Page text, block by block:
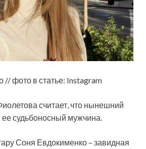
фото в статье: Instagram
считает, что нынешний
ее судьбоносный мужчина.
Соня Евдокименко – завидная